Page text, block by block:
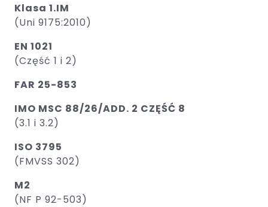
Klasa 1.IM
(Uni 9175:2010)
EN 1021
(Część 1 i 2)
FAR 25-853
IMO MSC 88/26/ADD. 2 CZĘŚĆ 8
(3.1 i 3.2)
ISO 3795
(FMVSS 302)
M2
(NF P 92-503)